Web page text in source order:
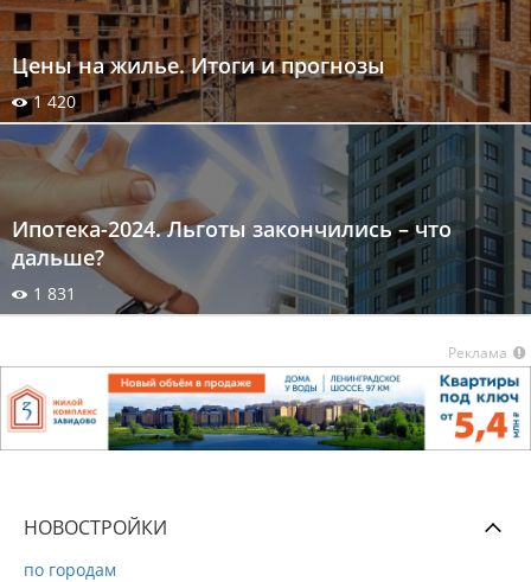
Цены на жилье. Итоги и прогнозы
1 420
Ипотека-2024. Льготы закончились – что
дальше?
1 831
Реклама
НОВОСТРОЙКИ
по городам